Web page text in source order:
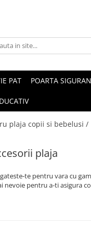
PAT POARTA
plaja copii si bebelusi /
plaja
te pentru vara cu
nevoie pentru a-ti asigura